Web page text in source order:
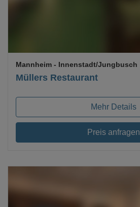
Müllers Restaurant
Mannheim - Innenstadt/Jungbusch
Mehr Details
Preis anfragen